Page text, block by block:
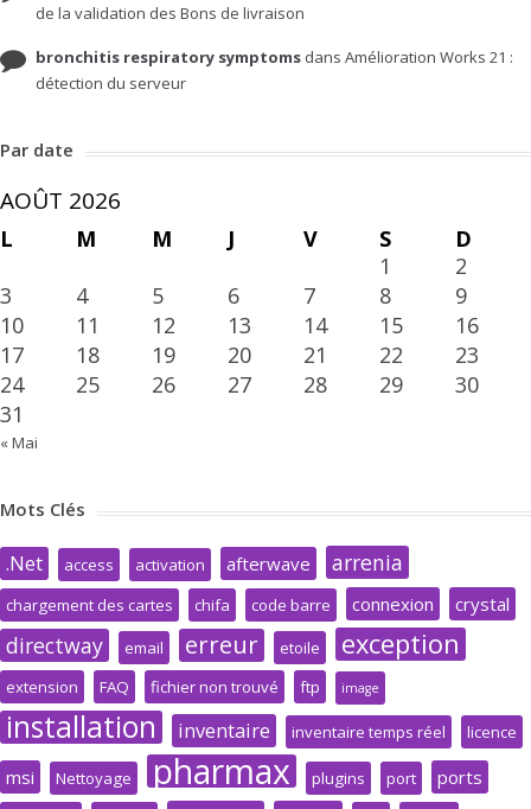
de la validation des Bons de livraison
bronchitis respiratory symptoms dans Amélioration Works 21 :
détection du serveur
Par date
AOÛT 2026
L M M J V S
D
1
2
3
4 5 6 7 8
9
10
11 12 13 14 15
16
17
18 19 20 21 22
23
24
25 26 27 28 29
30
31
« Mai
Mots Clés
.Net access activation afterwave arrenia
chargement des cartes chifa code barre connexion crystal
directway email erreur etoile exception
extension FAQ fichier non trouvé ftp image
installation inventaire inventaire temps réel licence
msi Nettoyage pharmax plugins port ports